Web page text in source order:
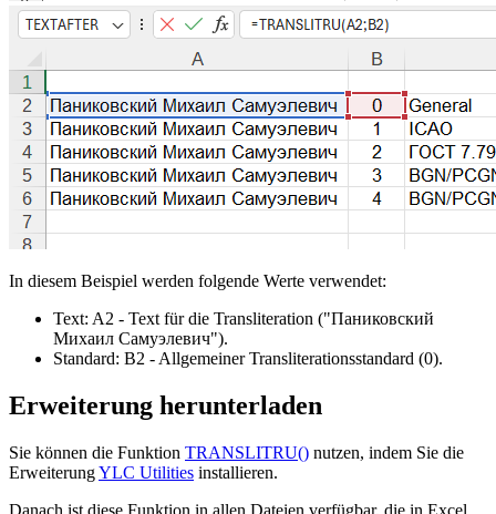
In diesem Beispiel werden folgende Werte verwendet:
Text: A2 - Text für die Transliteration ("Паниковский
Михаил Самуэлевич").
Standard: B2 - Allgemeiner Transliterationsstandard (0).
Erweiterung herunterladen
Sie können die Funktion TRANSLITRU() nutzen, indem Sie die
ErweiterungYLC Utilities installieren.